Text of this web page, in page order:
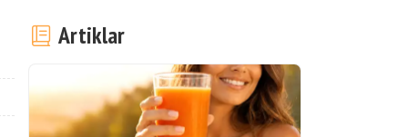
Artiklar